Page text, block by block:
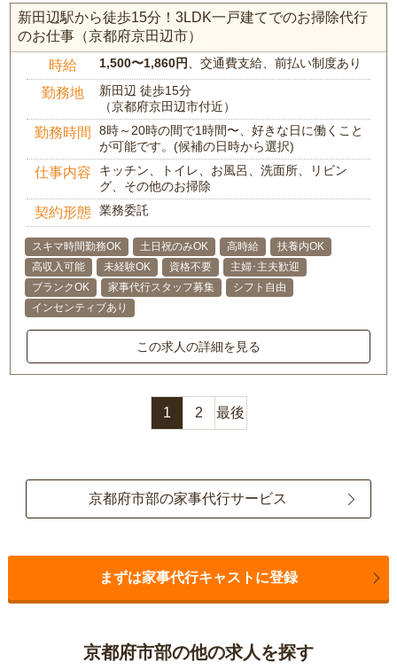
新田辺駅から徒歩15分！3LDK一戸建てでのお掃除代行
のお仕事（京都府京田辺市）
時給 1,500〜1,860円 、交通費支給、前払い制度あり
勤務地
新田辺 徒歩15分
（京都府京田辺市付近）
勤務時間
8時～20時の間で1時間〜、好きな日に働くこと
が可能です。(候補の日時から選択)
仕事内容
キッチン、トイレ、お風呂、洗面所、リビン
グ、その他のお掃除
契約形態 業務委託
スキマ時間勤務OK 土日祝のみOK 高時給
扶養内OK
高収入可能
未経験OK 資格不要
主婦･主夫歓迎
ブランクOK
家事代行スタッフ募集
シフト自由
インセンティブあり
この求人の詳細を見る
1 2 最後
京都府市部の家事代行サービス
まずは家事代行キャストに登録
京都府市部の他の求人を探す